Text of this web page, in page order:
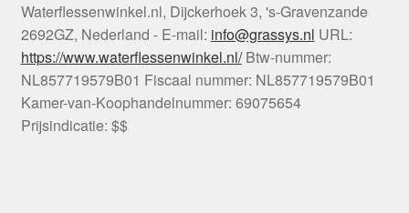
Waterflessenwinkel.nl, Dijckerhoek 3, 's-Gravenzande
2692GZ, Nederland - E-mail: info@grassys.nl URL:
https://www.waterflessenwinkel.nl/ Btw-nummer:
NL857719579B01 Fiscaal nummer: NL857719579B01
Kamer-van-Koophandelnummer: 69075654
Prijsindicatie: $$